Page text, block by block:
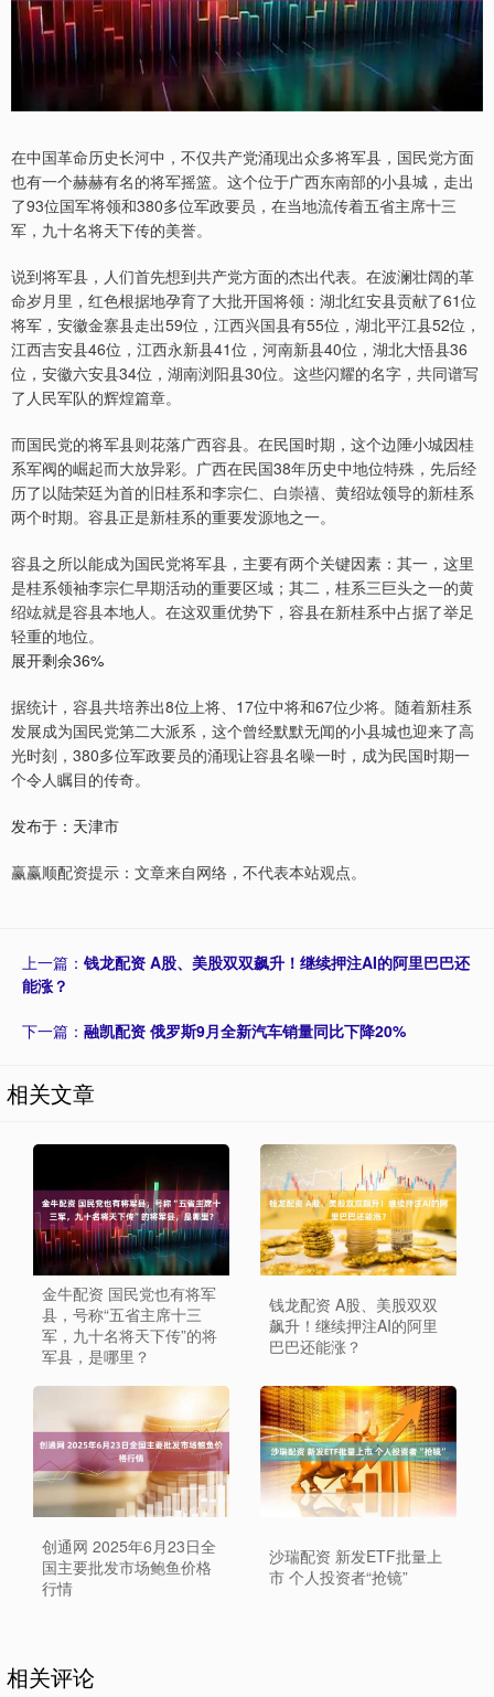
在中国革命历史长河中，不仅共产党涌现出众多将军县，国民党方面
也有一个赫赫有名的将军摇篮。这个位于广西东南部的小县城，走出
了93位国军将领和380多位军政要员，在当地流传着五省主席十三
军，九十名将天下传的美誉。
说到将军县，人们首先想到共产党方面的杰出代表。在波澜壮阔的革
命岁月里，红色根据地孕育了大批开国将领：湖北红安县贡献了61位
将军，安徽金寨县走出59位，江西兴国县有55位，湖北平江县52位，
江西吉安县46位，江西永新县41位，河南新县40位，湖北大悟县36
位，安徽六安县34位，湖南浏阳县30位。这些闪耀的名字，共同谱写
了人民军队的辉煌篇章。
而国民党的将军县则花落广西容县。在民国时期，这个边陲小城因桂
系军阀的崛起而大放异彩。广西在民国38年历史中地位特殊，先后经
历了以陆荣廷为首的旧桂系和李宗仁、白崇禧、黄绍竑领导的新桂系
两个时期。容县正是新桂系的重要发源地之一。
容县之所以能成为国民党将军县，主要有两个关键因素：其一，这里
是桂系领袖李宗仁早期活动的重要区域；其二，桂系三巨头之一的黄
绍竑就是容县本地人。在这双重优势下，容县在新桂系中占据了举足
轻重的地位。
展开剩余36%
据统计，容县共培养出8位上将、17位中将和67位少将。随着新桂系
发展成为国民党第二大派系，这个曾经默默无闻的小县城也迎来了高
光时刻，380多位军政要员的涌现让容县名噪一时，成为民国时期一
个令人瞩目的传奇。
发布于：天津市
赢赢顺配资提示：文章来自网络，不代表本站观点。
上一篇： 钱龙配资 A股、美股双双飙升！继续押注AI的阿里巴巴还
能涨？
下一篇： 融凯配资 俄罗斯9月全新汽车销量同比下降20%
相关文章
金牛配资 国民党也有将军
县，号称“五省主席十三
军，九十名将天下传”的将
军县，是哪里？
钱龙配资 A股、美股双双
飙升！继续押注AI的阿里
巴巴还能涨？
创通网 2025年6月23日全
国主要批发市场鲍鱼价格
行情
沙瑞配资 新发ETF批量上
市 个人投资者“抢镜”
相关评论